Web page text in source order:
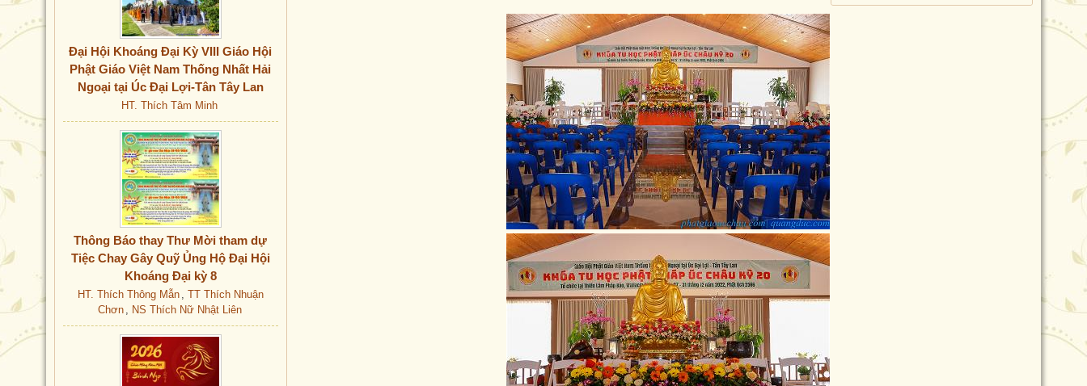
Thích Thông Hiếu
Thích Thông Tuệ
Thích Vạn Thắng
Thích Viên Thành
Tổ Sư Bách Trượng Hoài Hải
TT Thích Đạo Hiển
TT Thích Đạo Nguyên
TT Thích Giác Tín
TT Thích Hạnh Hiếu
TT Thích Minh Hội
TT Thích Minh Thường
TT Thích Nguyên Tạng
TT Thích Nhuận Chơn
TT Thích Phổ Huân
TT Thích Phổ Hương
TT Thích Thiện Hiền
TT Thích Thông Pháp
TT Thích Viên Trí
TT. Thích Hạnh Tri
Đại Hội Khoáng Đại Kỳ VIII Giáo Hội
Phật Giáo Việt Nam Thống Nhất Hải
Ngoại tại Úc Đại Lợi-Tân Tây Lan
HT. Thích Tâm Minh
Thông Báo thay Thư Mời tham dự
Tiệc Chay Gây Quỹ Ủng Hộ Đại Hội
Khoáng Đại kỳ 8
HT. Thích Thông Mẫn , TT Thích Nhuận
Chơn , NS Thích Nữ Nhật Liên